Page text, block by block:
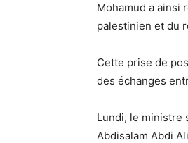
Mohamud a ainsi
palestinien et du
Cette prise de
des échanges
Lundi, le ministre
Abdisalam Abdi